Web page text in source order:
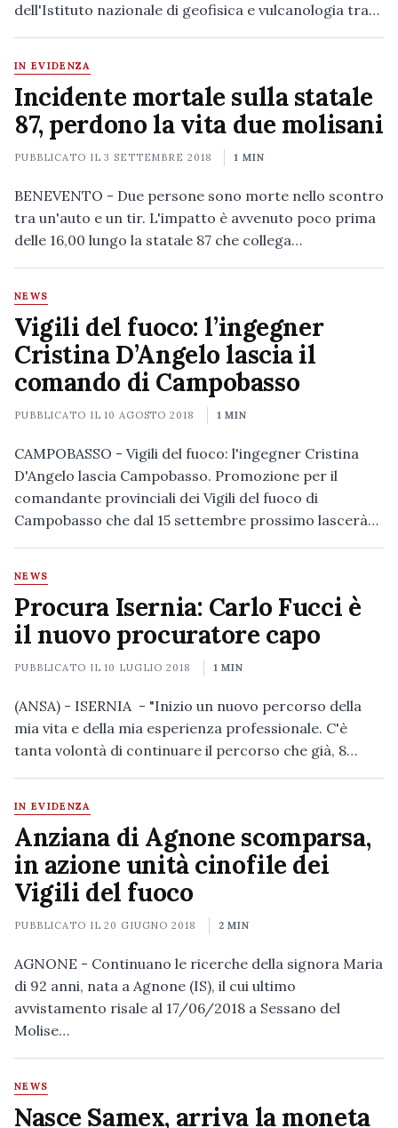
dell'Istituto nazionale di geofisica e vulcanologia tra…
IN EVIDENZA
Incidente mortale sulla statale
87, perdono la vita due molisani
PUBBLICATO IL3 SETTEMBRE 2018 1 MIN
BENEVENTO - Due persone sono morte nello scontro
tra un'auto e un tir. L'impatto è avvenuto poco prima
delle 16,00 lungo la statale 87 che collega…
NEWS
Vigili del fuoco: l’ingegner
Cristina D’Angelo lascia il
comando di Campobasso
PUBBLICATO IL10 AGOSTO 2018 1 MIN
CAMPOBASSO - Vigili del fuoco: l'ingegner Cristina
D'Angelo lascia Campobasso. Promozione per il
comandante provinciali dei Vigili del fuoco di
Campobasso che dal 15 settembre prossimo lascerà…
NEWS
Procura Isernia: Carlo Fucci è
il nuovo procuratore capo
PUBBLICATO IL10 LUGLIO 2018 1 MIN
(ANSA) - ISERNIA - "Inizio un nuovo percorso della
mia vita e della mia esperienza professionale. C'è
tanta volontà di continuare il percorso che già, 8…
IN EVIDENZA
Anziana di Agnone scomparsa,
in azione unità cinofile dei
Vigili del fuoco
PUBBLICATO IL20 GIUGNO 2018 2 MIN
AGNONE - Continuano le ricerche della signora Maria
di 92 anni, nata a Agnone (IS), il cui ultimo
avvistamento risale al 17/06/2018 a Sessano del
Molise…
NEWS
Nasce Samex, arriva la moneta